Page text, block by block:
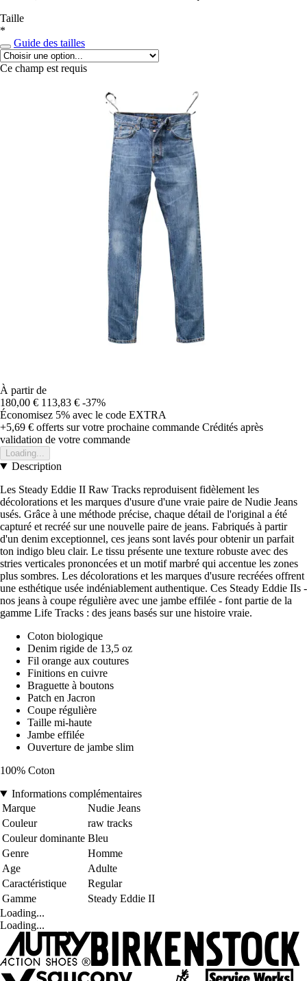
Taille
*
Guide des tailles
Ce champ est requis
À partir de
180,00 € 113,83 € -37%
Économisez 5% avec le code EXTRA
+5,69 € offerts sur votre prochaine commande Crédités après
validation de votre commande
Loading...
Description
Les Steady Eddie II Raw Tracks reproduisent fidèlement les
décolorations et les marques d'usure d'une vraie paire de Nudie Jeans
usés. Grâce à une méthode précise, chaque détail de l'original a été
capturé et recréé sur une nouvelle paire de jeans. Fabriqués à partir
d'un denim exceptionnel, ces jeans sont lavés pour obtenir un parfait
ton indigo bleu clair. Le tissu présente une texture robuste avec des
stries verticales prononcées et un motif marbré qui accentue les zones
plus sombres. Les décolorations et les marques d'usure recréées offrent
une esthétique usée indéniablement authentique. Ces Steady Eddie IIs -
nos jeans à coupe régulière avec une jambe effilée - font partie de la
gamme Life Tracks : des jeans basés sur une histoire vraie.
Coton biologique
Denim rigide de 13,5 oz
Fil orange aux coutures
Finitions en cuivre
Braguette à boutons
Patch en Jacron
Coupe régulière
Taille mi-haute
Jambe effilée
Ouverture de jambe slim
100% Coton
Informations complémentaires
Marque
Nudie Jeans
Couleur
raw tracks
Couleur dominante Bleu
Genre
Homme
Age
Adulte
Caractéristique
Regular
Gamme
Steady Eddie II
Loading...
Loading...